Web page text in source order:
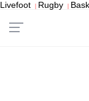
Livefoot | Rugby |